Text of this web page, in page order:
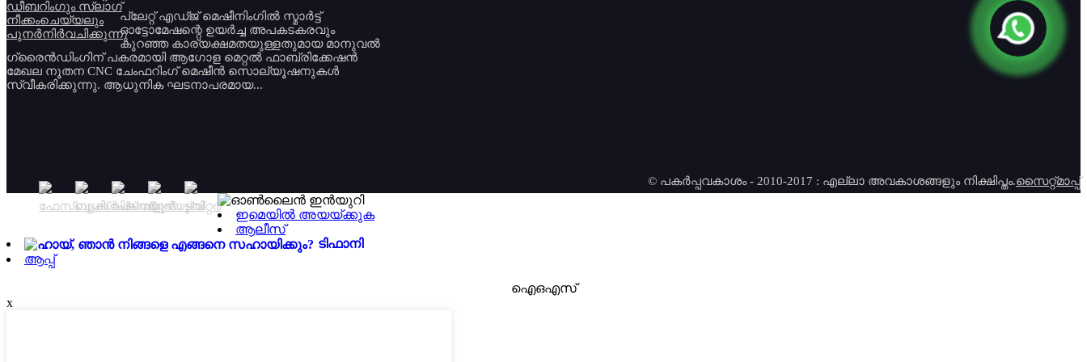
പ്ലേറ്റ് എഡ്ജ് മെഷീനിംഗിൽ സ്മാർട്ട്
ഓട്ടോമേഷന്റെ ഉയർച്ച അപകടകരവും
കുറഞ്ഞ കാര്യക്ഷമതയുള്ളതുമായ മാനുവൽ
ഗ്രൈൻഡിംഗിന് പകരമായി ആഗോള മെറ്റൽ ഫാബ്രിക്കേഷൻ
മേഖല നൂതന CNC ചേംഫറിംഗ് മെഷീൻ സൊല്യൂഷനുകൾ
സ്വീകരിക്കുന്നു. ആധുനിക ഘടനാപരമായ...
© പകർപ്പവകാശം - 2010-2017 : എല്ലാ അവകാശങ്ങളും നിക്ഷിപ്തം.സൈറ്റ്മാപ്പ്
ഇമെയിൽ അയയ്ക്കുക
ആലീസ്
ടിഫാനി
ആപ്പ്
ഐഒഎസ്
x